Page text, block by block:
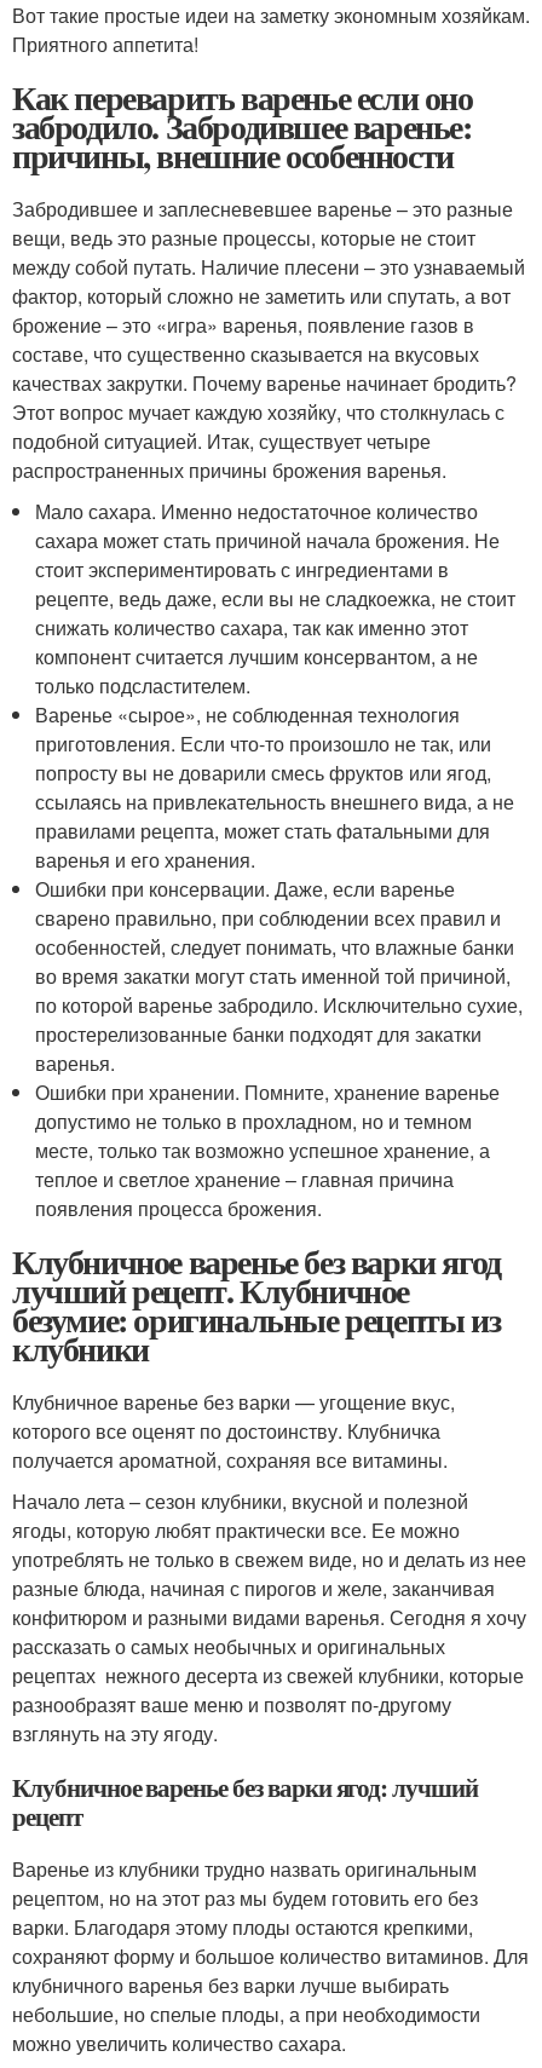
Вот такие простые идеи на заметку экономным хозяйкам.
Приятного аппетита!
Как переварить варенье если оно
забродило. Забродившее варенье:
причины, внешние особенности
Забродившее и заплесневевшее варенье – это разные
вещи, ведь это разные процессы, которые не стоит
между собой путать. Наличие плесени – это узнаваемый
фактор, который сложно не заметить или спутать, а вот
брожение – это «игра» варенья, появление газов в
составе, что существенно сказывается на вкусовых
качествах закрутки. Почему варенье начинает бродить?
Этот вопрос мучает каждую хозяйку, что столкнулась с
подобной ситуацией. Итак, существует четыре
распространенных причины брожения варенья.
Мало сахара. Именно недостаточное количество
сахара может стать причиной начала брожения. Не
стоит экспериментировать с ингредиентами в
рецепте, ведь даже, если вы не сладкоежка, не стоит
снижать количество сахара, так как именно этот
компонент считается лучшим консервантом, а не
только подсластителем.
Варенье «сырое», не соблюденная технология
приготовления. Если что-то произошло не так, или
попросту вы не доварили смесь фруктов или ягод,
ссылаясь на привлекательность внешнего вида, а не
правилами рецепта, может стать фатальными для
варенья и его хранения.
Ошибки при консервации. Даже, если варенье
сварено правильно, при соблюдении всех правил и
особенностей, следует понимать, что влажные банки
во время закатки могут стать именной той причиной,
по которой варенье забродило. Исключительно сухие,
простерелизованные банки подходят для закатки
варенья.
Ошибки при хранении. Помните, хранение варенье
допустимо не только в прохладном, но и темном
месте, только так возможно успешное хранение, а
теплое и светлое хранение – главная причина
появления процесса брожения.
Клубничное варенье без варки ягод
лучший рецепт. Клубничное
безумие: оригинальные рецепты из
клубники
Клубничное варенье без варки — угощение вкус,
которого все оценят по достоинству. Клубничка
получается ароматной, сохраняя все витамины.
Начало лета – сезон клубники, вкусной и полезной
ягоды, которую любят практически все. Ее можно
употреблять не только в свежем виде, но и делать из нее
разные блюда, начиная с пирогов и желе, заканчивая
конфитюром и разными видами варенья. Сегодня я хочу
рассказать о самых необычных и оригинальных
рецептах нежного десерта из свежей клубники, которые
разнообразят ваше меню и позволят по-другому
взглянуть на эту ягоду.
Клубничное варенье без варки ягод: лучший
рецепт
Варенье из клубники трудно назвать оригинальным
рецептом, но на этот раз мы будем готовить его без
варки. Благодаря этому плоды остаются крепкими,
сохраняют форму и большое количество витаминов. Для
клубничного варенья без варки лучше выбирать
небольшие, но спелые плоды, а при необходимости
можно увеличить количество сахара.